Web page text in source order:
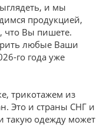
и мы
продукцией,
что Вы пишете.
любые Ваши
го года уже
трикотажем из
Это и страны СНГ и
такую одежду может